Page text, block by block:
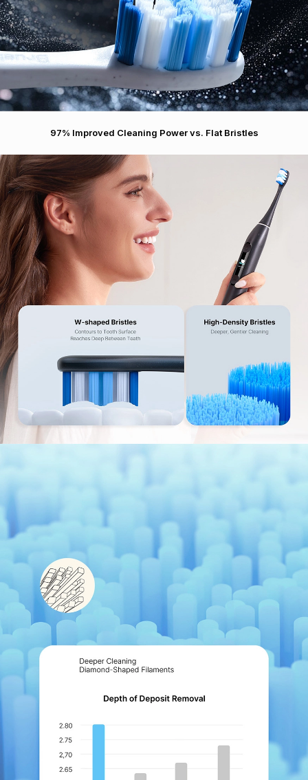
97% Improved Cleaning Power vs. Flat Bristles